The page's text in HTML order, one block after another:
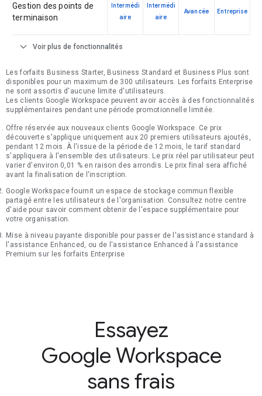
Gestion des points de
terminaison
Intermédi
aire
Intermédi
aire
Avancée Entreprise
expand_more Voir plus de fonctionnalités
Les forfaits Business Starter, Business Standard et Business Plus sont
disponibles pour un maximum de 300 utilisateurs. Les forfaits Enterprise
ne sont assortis d'aucune limite d'utilisateurs.
Les clients Google Workspace peuvent avoir accès à des fonctionnalités
supplémentaires pendant une période promotionnelle limitée.
Offre réservée aux nouveaux clients Google Workspace. Ce prix
découverte s'applique uniquement aux 20 premiers utilisateurs ajoutés,
pendant 12 mois. À l'issue de la période de 12 mois, le tarif standard
s'appliquera à l'ensemble des utilisateurs. Le prix réel par utilisateur peut
varier d'environ 0,01 % en raison des arrondis. Le prix final sera affiché
avant la finalisation de l'inscription.
Google Workspace fournit un espace de stockage commun flexible
partagé entre les utilisateurs de l'organisation. Consultez notre centre
d'aide pour savoir comment obtenir de l'espace supplémentaire pour
votre organisation.
Mise à niveau payante disponible pour passer de l'assistance standard à
l'assistance Enhanced, ou de l'assistance Enhanced à l'assistance
Premium sur les forfaits Enterprise
Essayez
Google Workspace
sans frais